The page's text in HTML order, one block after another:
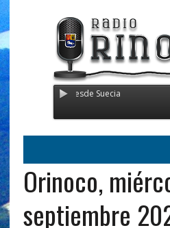
desde Suecia
Orinoco,
septiembre